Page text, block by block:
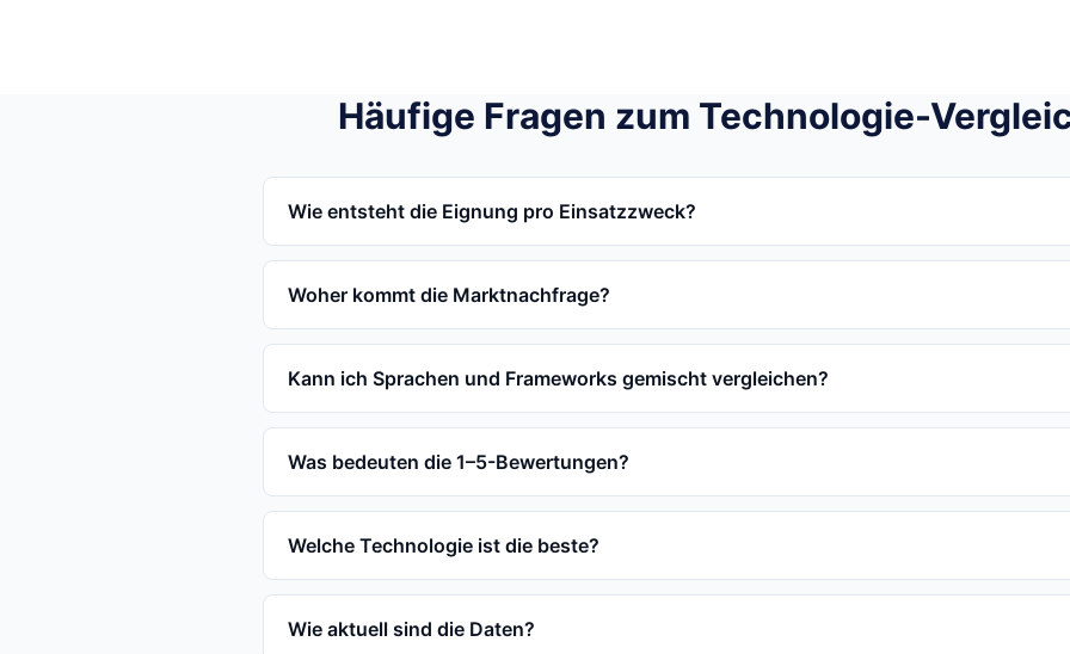
Häufige Fragen zum Technologie-
Wie entsteht die Eignung pro Einsatzzweck?
Woher kommt die Marktnachfrage?
Kann ich Sprachen und Frameworks gemischt vergleichen?
Was bedeuten die 1–5-Bewertungen?
Welche Technologie ist die beste?
Wie aktuell sind die Daten?